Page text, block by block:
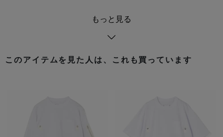
もっと見る
このアイテムを見た人は、これも買っています